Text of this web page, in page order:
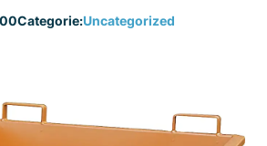
Categorie:Uncategorized